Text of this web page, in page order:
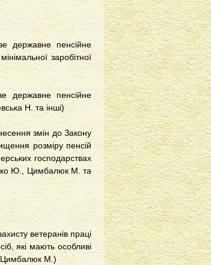
державне пенсійне
заробітної
державне пенсійне
Н. та інші)
змін до Закону
розміру пенсій
господарствах
Ю., Цимбалюк М. та
ветеранів праці
які мають особливі
Цимбалюк М.)